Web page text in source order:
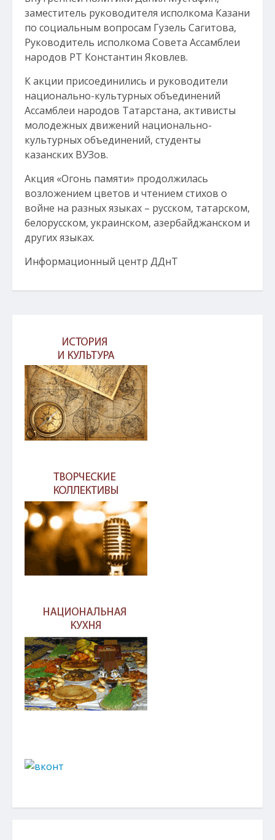
заместитель руководителя исполкома Казани
по социальным вопросам Гузель Сагитова,
Руководитель исполкома Совета Ассамблеи
народов РТ Константин Яковлев.
К акции присоединились и руководители
национально-культурных объединений
Ассамблеи народов Татарстана, активисты
молодежных движений национально-
культурных объединений, студенты
казанских ВУЗов.
Акция «Огонь памяти» продолжилась
возложением цветов и чтением стихов о
войне на разных языках – русском, татарском,
белорусском, украинском, азербайджанском и
других языках.
Информационный центр ДДнТ